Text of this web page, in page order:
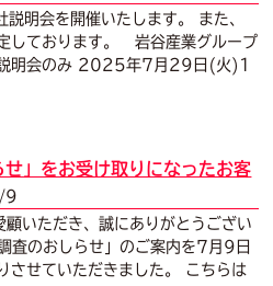
明会を開催いたします。 また、
しております。 岩谷産業グループ
明会のみ 2025年7月29日(火)1
せ」をお受け取りになったお客
9
顧いただき、誠にありがとうござい
査のおしらせ」のご案内を7月9日
させていただきました。 こちらは